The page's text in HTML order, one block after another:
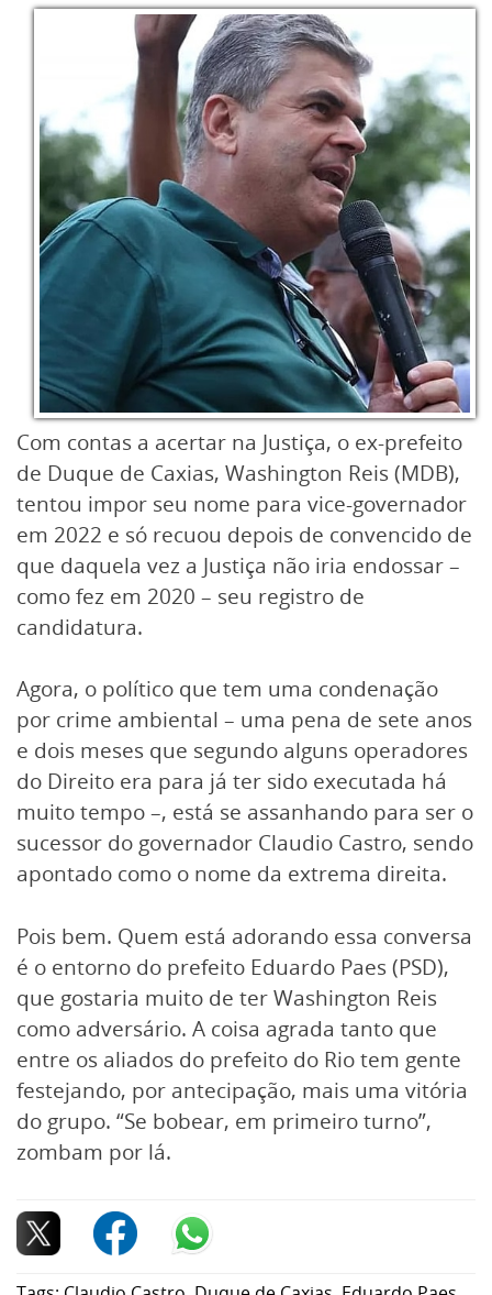
Com contas a acertar na Justiça, o ex-prefeito
de Duque de Caxias, Washington Reis (MDB),
tentou impor seu nome para vice-governador
em 2022 e só recuou depois de convencido de
que daquela vez a Justiça não iria endossar –
como fez em 2020 – seu registro de
candidatura.
Agora, o político que tem uma condenação
por crime ambiental – uma pena de sete anos
e dois meses que segundo alguns operadores
do Direito era para já ter sido executada há
muito tempo –, está se assanhando para ser o
sucessor do governador Claudio Castro, sendo
apontado como o nome da extrema direita.
Pois bem. Quem está adorando essa conversa
é o entorno do prefeito Eduardo Paes (PSD),
que gostaria muito de ter Washington Reis
como adversário. A coisa agrada tanto que
entre os aliados do prefeito do Rio tem gente
festejando, por antecipação, mais uma vitória
do grupo. “Se bobear, em primeiro turno”,
zombam por lá.